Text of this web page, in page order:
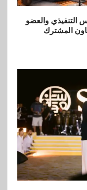
موظفيه
التنفيذي والعضو